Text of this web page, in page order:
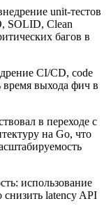
unit-тестов
SOLID, Clean
багов в
CI/CD, code
время выхода фич в
в переходе с
на Go, что
использование
снизить latency API